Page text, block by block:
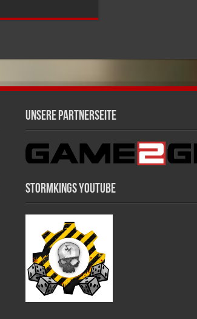
Unsere Partnerseite
Stormkings Youtube